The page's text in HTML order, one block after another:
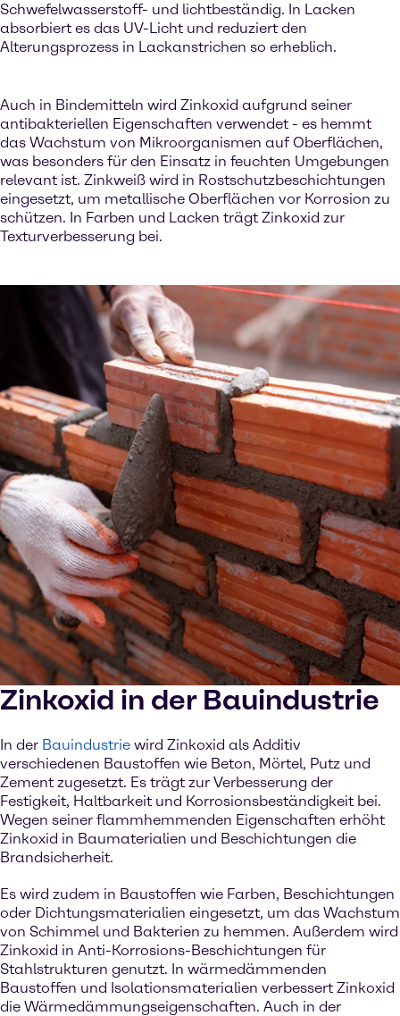
Schwefelwasserstoff- und lichtbeständig. In Lacken
absorbiert es das UV-Licht und reduziert den
Alterungsprozess in Lackanstrichen so erheblich.
Auch in Bindemitteln wird Zinkoxid aufgrund seiner
antibakteriellen Eigenschaften verwendet - es hemmt
das Wachstum von Mikroorganismen auf Oberflächen,
was besonders für den Einsatz in feuchten Umgebungen
relevant ist. Zinkweiß wird in Rostschutzbeschichtungen
eingesetzt, um metallische Oberflächen vor Korrosion zu
schützen. In Farben und Lacken trägt Zinkoxid zur
Texturverbesserung bei.
Zinkoxid in der Bauindustrie
In der Bauindustrie wird Zinkoxid als Additiv
verschiedenen Baustoffen wie Beton, Mörtel, Putz und
Zement zugesetzt. Es trägt zur Verbesserung der
Festigkeit, Haltbarkeit und Korrosionsbeständigkeit bei.
Wegen seiner flammhemmenden Eigenschaften erhöht
Zinkoxid in Baumaterialien und Beschichtungen die
Brandsicherheit.
Es wird zudem in Baustoffen wie Farben, Beschichtungen
oder Dichtungsmaterialien eingesetzt, um das Wachstum
von Schimmel und Bakterien zu hemmen. Außerdem wird
Zinkoxid in Anti-Korrosions-Beschichtungen für
Stahlstrukturen genutzt. In wärmedämmenden
Baustoffen und Isolationsmaterialien verbessert Zinkoxid
die Wärmedämmungseigenschaften. Auch in der